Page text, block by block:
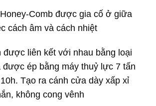
Comb được gia cố ở giữa
cách âm và cách nhiệt
liên kết với nhau bằng loại
được ép bằng máy thuỷ lực 7 tấn
Tạo ra cánh cửa dày xấp xỉ
không cong vênh